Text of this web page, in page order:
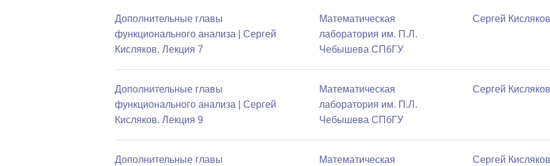
Дополнительные главы
функционального анализа | Сергей
Кисляков. Лекция 7
Математичеcкая
лаборатория им. П.Л.
Чебышева СПбГУ
Сергей Кисляков
Дополнительные главы
функционального анализа | Сергей
Кисляков. Лекция 9
Математичеcкая
лаборатория им. П.Л.
Чебышева СПбГУ
Сергей Кисляков
Дополнительные главы
Математичеcкая
Сергей Кисляков